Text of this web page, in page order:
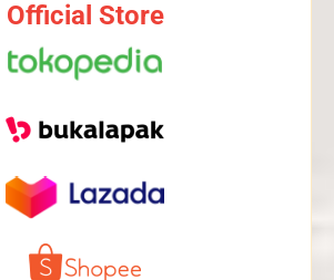
Official Store